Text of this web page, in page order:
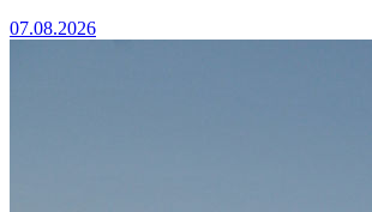
07.08.2026